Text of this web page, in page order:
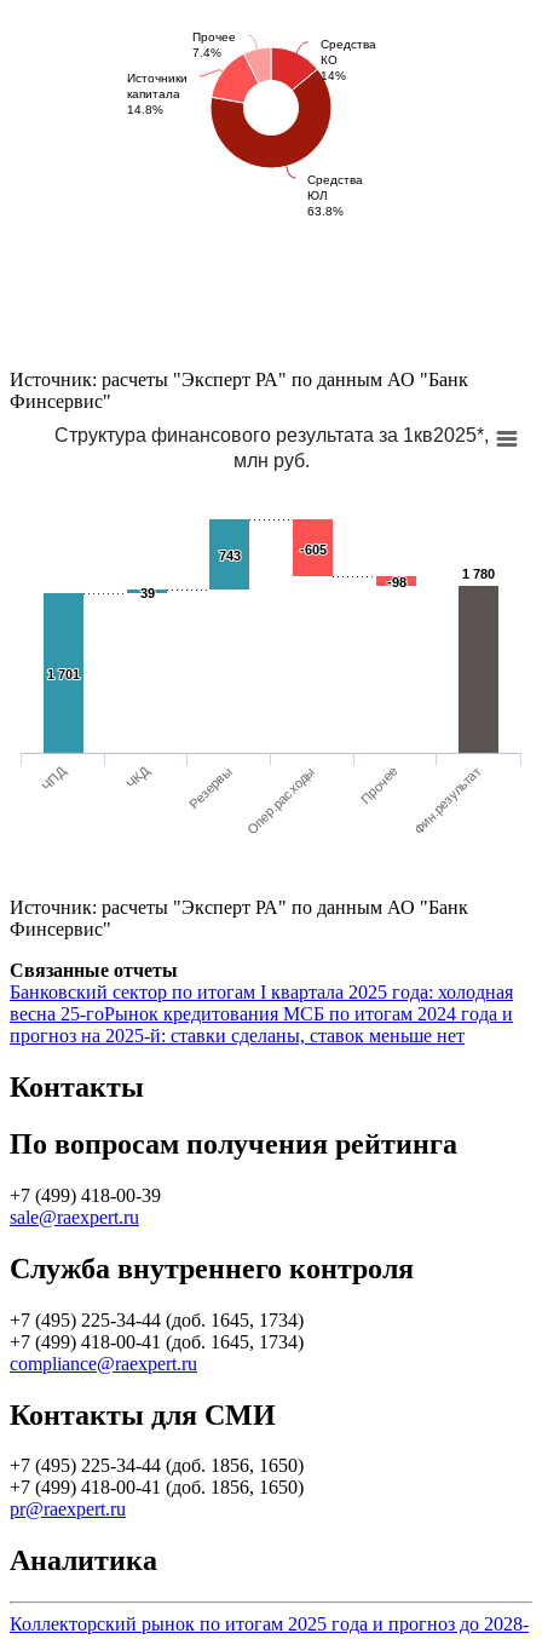
Средства
КО
14%
Средства
ЮЛ
63.8%
Источники
капитала
14.8%
Прочее
7.4%
Источник: расчеты "Эксперт РА" по данным АО "Банк
Финсервис"
Структура финансового результата за 1кв2025*,
млн руб.
1 701
1 701
39
39
743
743 -605
-605
-98
-98
1 780
1 780
ЧПД ЧКД Резервы Опер.расходы Прочее Фин.результат
Источник: расчеты "Эксперт РА" по данным АО "Банк
Финсервис"
Связанные отчеты
Банковский сектор по итогам I квартала 2025 года: холодная
весна 25-гоРынок кредитования МСБ по итогам 2024 года и
прогноз на 2025-й: ставки сделаны, ставок меньше нет
Контакты
По вопросам получения рейтинга
+7 (499) 418-00-39
sale@raexpert.ru
Служба внутреннего контроля
+7 (495) 225-34-44 (доб. 1645, 1734)
+7 (499) 418-00-41 (доб. 1645, 1734)
compliance@raexpert.ru
Контакты для СМИ
+7 (495) 225-34-44 (доб. 1856, 1650)
+7 (499) 418-00-41 (доб. 1856, 1650)
pr@raexpert.ru
Аналитика
Коллекторский рынок по итогам 2025 года и прогноз до 2028-